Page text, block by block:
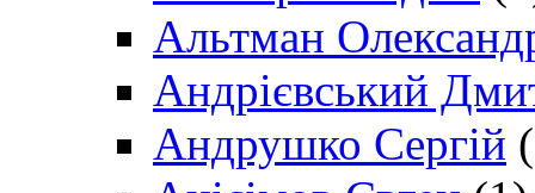
Альтман
Андрієвський
Андрушко Сергій